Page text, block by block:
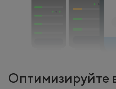
Оптимизируйте